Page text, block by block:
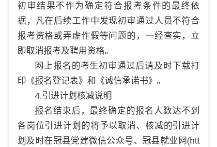
初审结果不作为确定符合报考条件的最终依
据，凡在后续工作中发现初审通过人员不符合
报考资格或弄虚作假等问题的，一经查实，立
即取消报考及聘用资格。
网上报名的考生初审通过后请及时下载打
印《报名登记表》和《诚信承诺书》。
4.引进计划核减说明
报名结束后，最终确定的报名人数达不到
各岗位引进计划的将予以取消、核减的引进计
划及时在冠县党建微信公众号、冠县就业网(htt